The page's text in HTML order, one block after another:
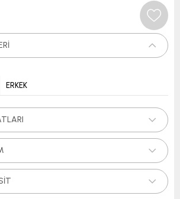
ERKEK